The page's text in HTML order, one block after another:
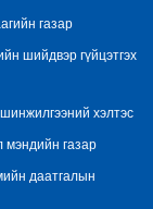
газар
шийдвэр гүйцэтгэх
хэлтэс
мэндийн газар
даатгалын